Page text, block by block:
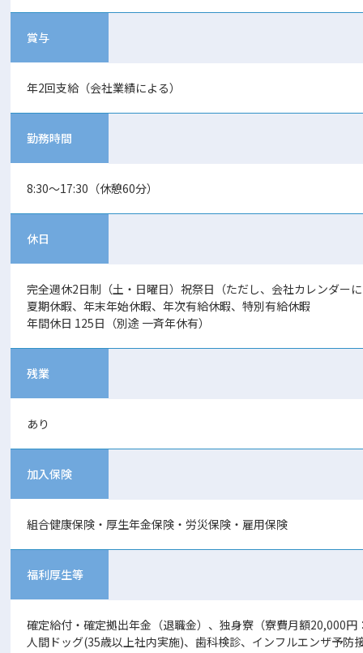
賞与
年2回支給（会社業績による）
勤務時間
8:30～17:30（休憩60分）
休日
完全週休2日制（土・日曜日）祝祭日（ただし、会社カレンダー
夏期休暇、年末年始休暇、年次有給休暇、特別有給休暇
年間休日 125日（別途 一斉年休有）
残業
あり
加入保険
組合健康保険・厚生年金保険・労災保険・雇用保険
福利厚生等
確定給付・確定拠出年金（退職金）、独身寮（寮費月額20,000円
人間ドッグ(35歳以上社内実施)、歯科検診、インフルエンザ予防